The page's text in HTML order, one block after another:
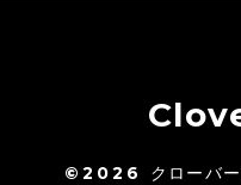
©2026 クローバ